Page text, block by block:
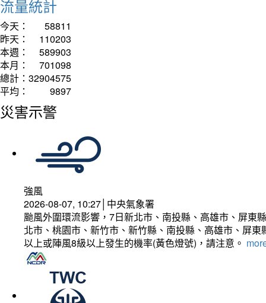
流量統計
今天：
58811
昨天：
110203
本週：
589903
本月：
701098
總計： 32904575
平均：
9897
災害示警
強風
2026-08-07, 10:27│中央氣象署
颱風外圍環流影響，7日新北市、南投縣、高雄市、屏東
北市、桃園市、新竹市、新竹縣、南投縣、高雄市、屏
以上或陣風8級以上發生的機率(黃色燈號)，請注意。